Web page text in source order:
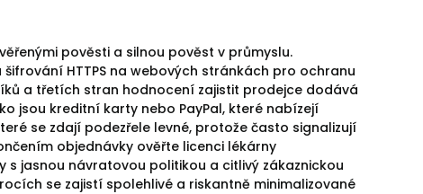
pověsti a silnou pověst v průmyslu.
HTTPS na webových stránkách pro ochranu
a třetích stran hodnocení zajistit prodejce dodává
jsou kreditní karty nebo PayPal, které nabízejí
se zdají podezřele levné, protože často signalizují
objednávky ověřte licenci lékárny
jasnou návratovou politikou a citlivý zákaznickou
se zajistí spolehlivé a riskantně minimalizované